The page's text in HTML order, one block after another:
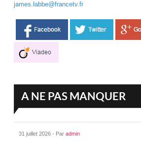
james.labbe@francetv.fr
A NE PAS MANQUER
31 juillet 2026 - Paradmin